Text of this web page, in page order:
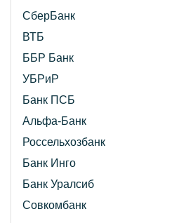
СберБанк
ВТБ
ББР Банк
УБРиР
Банк ПСБ
Альфа-Банк
Россельхозбанк
Банк Инго
Банк Уралсиб
Совкомбанк